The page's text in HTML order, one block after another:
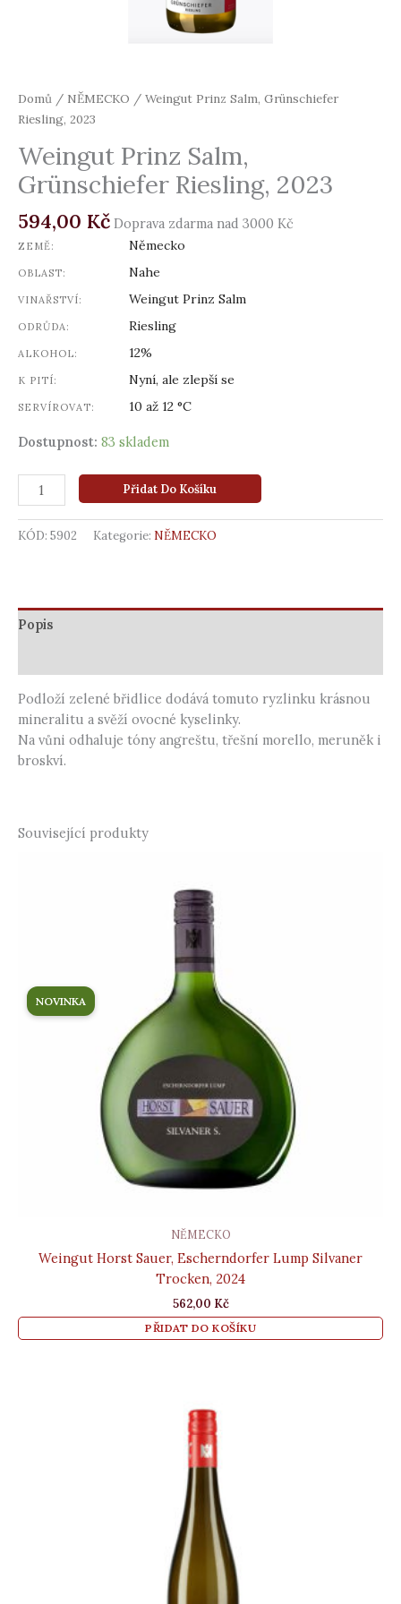
Domů / NĚMECKO / Weingut Prinz Salm, Grünschiefer
Riesling, 2023
Weingut Prinz Salm,
Grünschiefer Riesling, 2023
594,00 Kč Doprava zdarma nad 3000 Kč
ZEMĚ: Německo
OBLAST: Nahe
VINAŘSTVÍ: Weingut Prinz Salm
ODRŮDA: Riesling
ALKOHOL: 12%
K PITÍ: Nyní, ale zlepší se
SERVÍROVAT: 10 až 12 °C
Dostupnost: 83 skladem
Přidat Do Košíku
KÓD: 5902 Kategorie: NĚMECKO
Popis
Podloží zelené břidlice dodává tomuto ryzlinku krásnou
mineralitu a svěží ovocné kyselinky.
Na vůni odhaluje tóny angreštu, třešní morello, meruněk i
broskví.
Související produkty
NOVINKA
NĚMECKO
Weingut Horst Sauer, Escherndorfer Lump Silvaner
Trocken, 2024
562,00 Kč
PŘIDAT DO KOŠÍKU